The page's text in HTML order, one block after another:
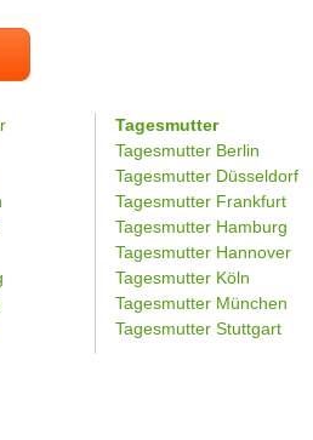
Tagesmutter
Tagesmutter Berlin
Tagesmutter Düsseldorf
Tagesmutter Frankfurt
Tagesmutter Hamburg
Tagesmutter Hannover
Tagesmutter Köln
Tagesmutter München
Tagesmutter Stuttgart